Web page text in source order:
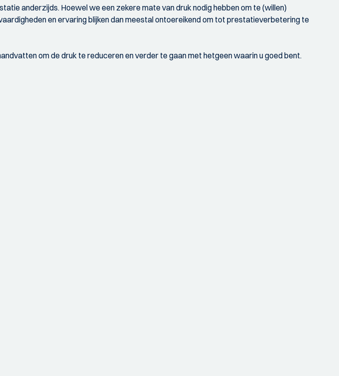
anderzijds. Hoewel we een zekere mate van druk nodig hebben om te (willen)
en ervaring blijken dan meestal ontoereikend om tot prestatieverbetering te
om de druk te reduceren en verder te gaan met hetgeen waarin u goed bent.